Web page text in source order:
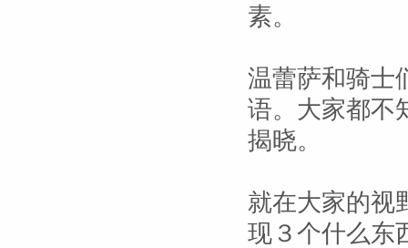
素。
温蕾萨和骑士
语。大家都不
揭晓。
就在大家的视
现３个什么东